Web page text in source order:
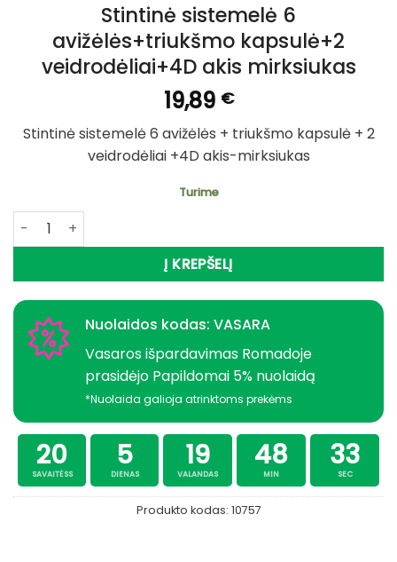
Stintinė sistemelė 6
avižėlės+triukšmo kapsulė+2
veidrodėliai+4D akis mirksiukas
19,89 €
Stintinė sistemelė 6 avižėlės + triukšmo kapsulė + 2
veidrodėliai +4D akis-mirksiukas
Turime
produkto kiekis: Stintinė sistemelė 6 avižėlės+triukšmo
Į KREPŠELĮ
Nuolaidos kodas: VASARA
Vasaros išpardavimas Romadoje
prasidėjo Papildomai 5% nuolaidą
*Nuolaida galioja atrinktoms prekėms
20
SAVAITĖSS
5
DIENAS
19
VALANDAS
48
MIN
33
SEC
Produkto kodas: 10757